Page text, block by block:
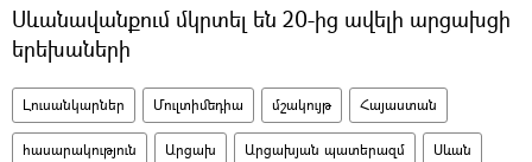
Սևանավանքում մկրտել են 20-ից ավելի արցախցի
երեխաների
Լուսանկարներ Մուլտիմեդիա մշակույթ Հայաստան
հասարակություն Արցախ Արցախյան պատերազմ Սևան